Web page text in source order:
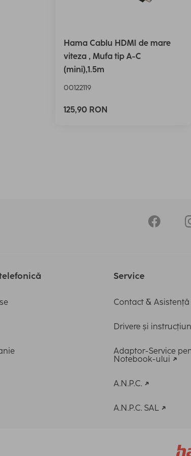
Hama Cablu ​​HDMI de mare
viteza , Mufa tip A-C
(mini),1.5m
00122119
125,90 RON
Service
Contact &
Drivere și
Adaptor-Service
Notebook-ului
A.N.P.C.
A.N.P.C. SAL